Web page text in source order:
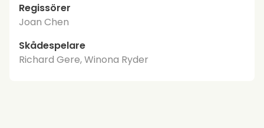
Regissörer
Joan Chen
Skådespelare
Richard Gere, Winona Ryder